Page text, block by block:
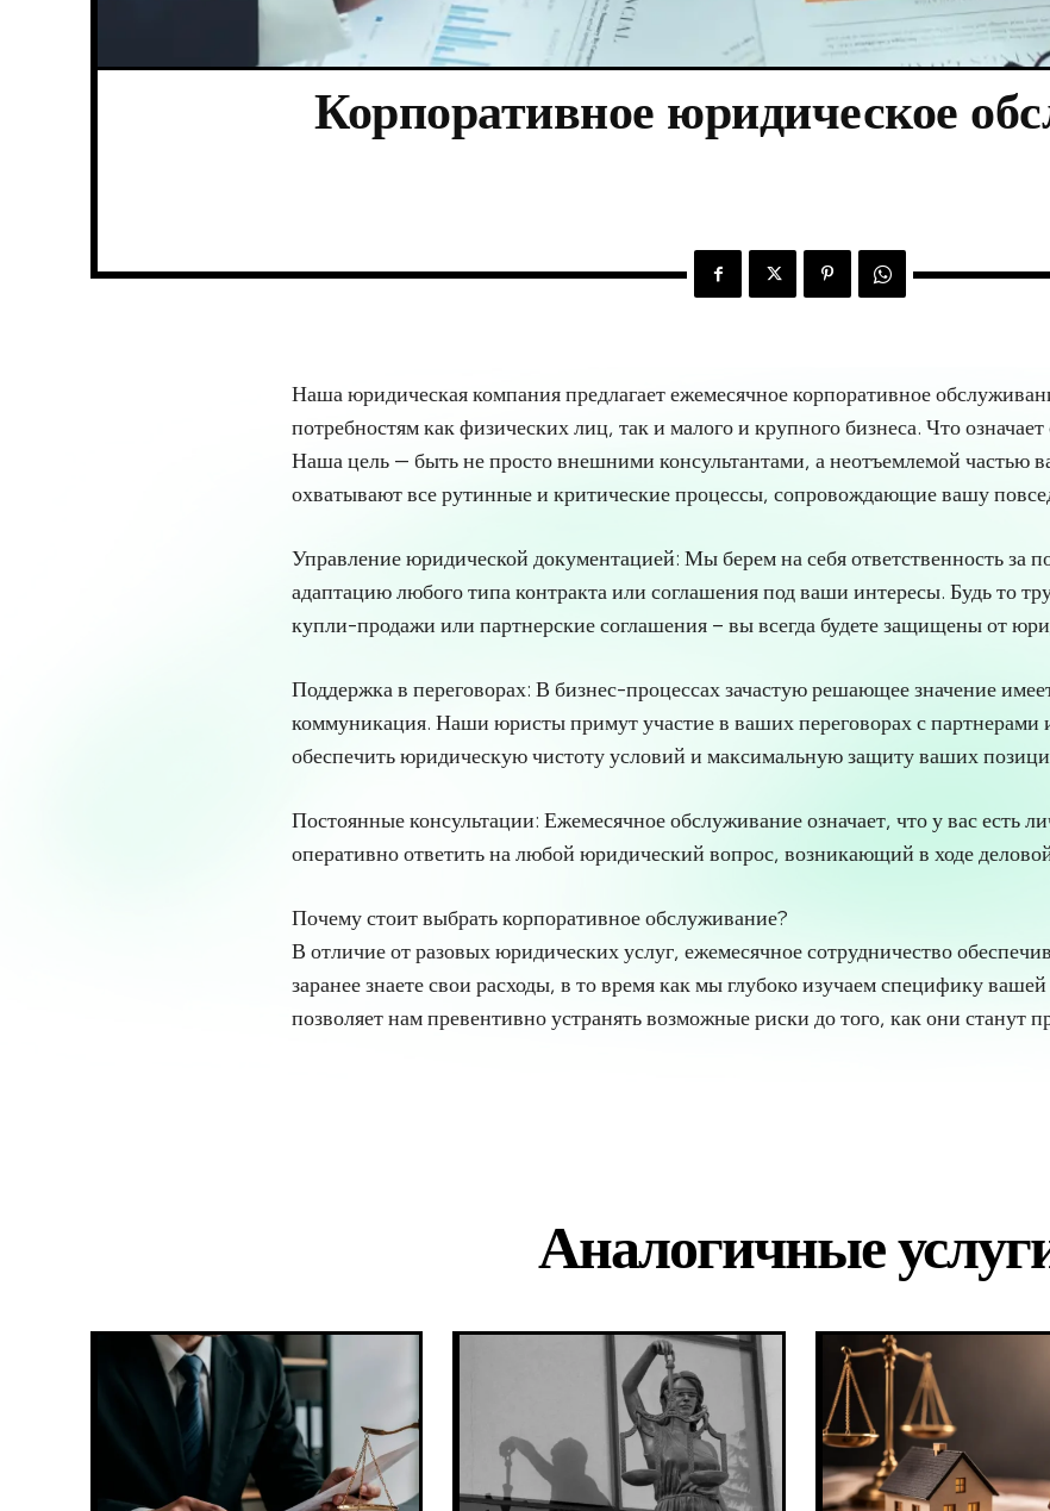
Корпоративное юридическое
Наша юридическая компания предлагает ежемесячное корпоративное
потребностям как физических лиц, так и малого и крупного бизнеса. Что
Наша цель — быть не просто внешними консультантами, а неотъемлемой частью
охватывают все рутинные и критические процессы, сопровождающие вашу
Управление юридической документацией: Мы берем на себя ответственность за
адаптацию любого типа контракта или соглашения под ваши интересы. Будь то
купли-продажи или партнерские соглашения – вы всегда будете защищены от
Поддержка в переговорах: В бизнес-процессах зачастую решающее значение
коммуникация. Наши юристы примут участие в ваших переговорах с партнерами
обеспечить юридическую чистоту условий и максимальную защиту ваших
Постоянные консультации: Ежемесячное обслуживание означает, что у вас есть
оперативно ответить на любой юридический вопрос, возникающий в ходе
Почему стоит выбрать корпоративное обслуживание?
В отличие от разовых юридических услуг, ежемесячное сотрудничество
заранее знаете свои расходы, в то время как мы глубоко изучаем специфику
позволяет нам превентивно устранять возможные риски до того, как они станут
Аналогичные